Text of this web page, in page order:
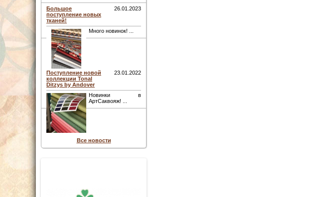
Большое
поступление новых
тканей!
26.01.2023
Много новинок! ...
Поступление новой
коллекции Tonal
Ditzys by Andover
23.01.2022
Новинки в
АртСаквояж! ...
Все новости